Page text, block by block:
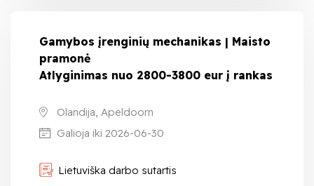
Gamybos įrenginių mechanikas | Maisto
pramonė
Atlyginimas nuo 2800-3800 eur į rankas
Olandija, Apeldoorn
Galioja iki 2026-06-30
Lietuviška darbo sutartis